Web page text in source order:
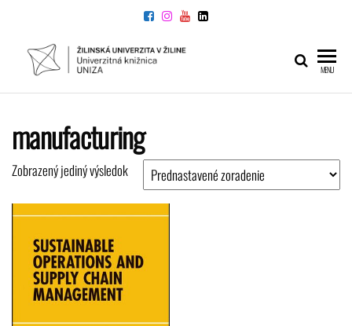
UNIVERZITNÁ
KNIŽNICA
MENU
manufacturing
Zobrazený jediný výsledok